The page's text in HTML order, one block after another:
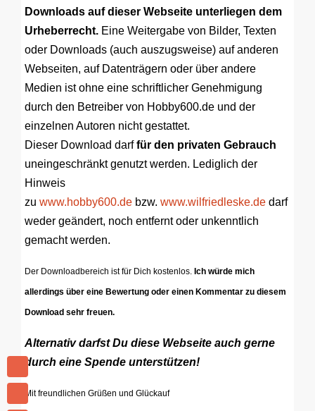
Downloads auf dieser Webseite unterliegen dem
Urheberrecht. Eine Weitergabe von Bilder, Texten
oder Downloads (auch auszugsweise) auf anderen
Webseiten, auf Datenträgern oder über andere
Medien ist ohne eine schriftlicher Genehmigung
durch den Betreiber von Hobby600.de und der
einzelnen Autoren nicht gestattet.
Dieser Download darffür den privaten Gebrauch
uneingeschränkt genutzt werden. Lediglich der
Hinweis
zu www.hobby600.de bzw. www.wilfriedleske.de darf
weder geändert, noch entfernt oder unkenntlich
gemacht werden.
Der Downloadbereich ist für Dich kostenlos. Ich würde mich
allerdings über eine Bewertung oder einen Kommentar zu diesem
Download sehr freuen.
Alternativ darfst Du diese Webseite auch gerne
durch eine Spende unterstützen!
Mit freundlichen Grüßen und Glückauf